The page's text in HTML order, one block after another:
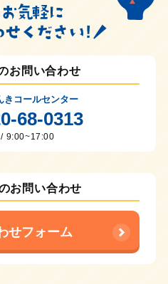
お問い合わせ
きコールセンター
68-0313
9:00~17:00
お問い合わせ
せフォーム